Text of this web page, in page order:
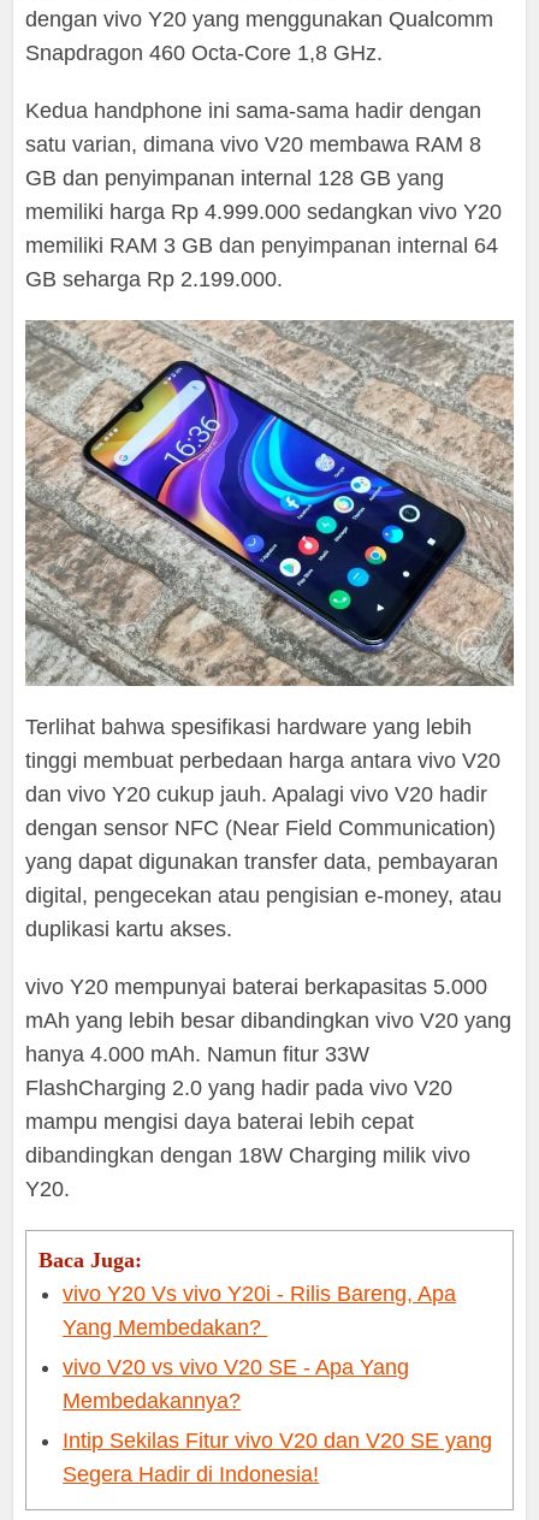
dengan vivo Y20 yang menggunakan Qualcomm
Snapdragon 460 Octa-Core 1,8 GHz.
Kedua handphone ini sama-sama hadir dengan
satu varian, dimana vivo V20 membawa RAM 8
GB dan penyimpanan internal 128 GB yang
memiliki harga Rp 4.999.000 sedangkan vivo Y20
memiliki RAM 3 GB dan penyimpanan internal 64
GB seharga Rp 2.199.000.
Terlihat bahwa spesifikasi hardware yang lebih
tinggi membuat perbedaan harga antara vivo V20
dan vivo Y20 cukup jauh. Apalagi vivo V20 hadir
dengan sensor NFC (Near Field Communication)
yang dapat digunakan transfer data, pembayaran
digital, pengecekan atau pengisian e-money, atau
duplikasi kartu akses.
vivo Y20 mempunyai baterai berkapasitas 5.000
mAh yang lebih besar dibandingkan vivo V20 yang
hanya 4.000 mAh. Namun fitur 33W
FlashCharging 2.0 yang hadir pada vivo V20
mampu mengisi daya baterai lebih cepat
dibandingkan dengan 18W Charging milik vivo
Y20.
Baca Juga:
vivo Y20 Vs vivo Y20i - Rilis Bareng, Apa
Yang Membedakan?
vivo V20 vs vivo V20 SE - Apa Yang
Membedakannya?
Intip Sekilas Fitur vivo V20 dan V20 SE yang
Segera Hadir di Indonesia!